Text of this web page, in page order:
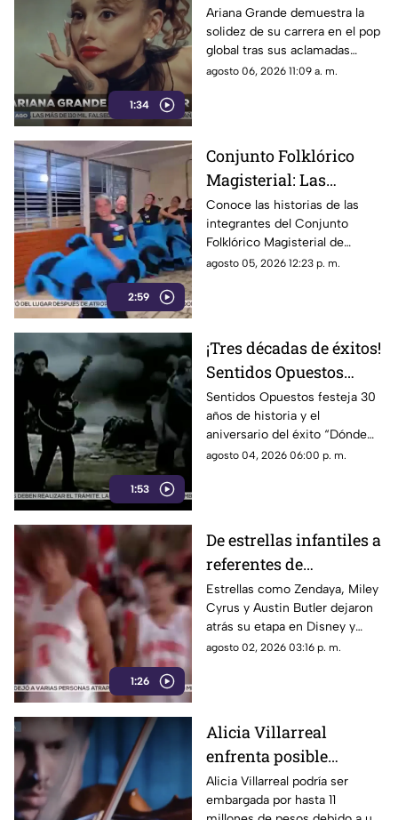
1:34
el pop global pese a las
críticas y su
alejamiento de los
escenarios
Ariana Grande demuestra la
solidez de su carrera en el pop
global tras sus aclamadas
nominaciones por Wicked y
agosto 06, 2026 11:09 a. m.
2:59
Conjunto Folklórico
Magisterial: Las
chiapanecas que
desafían el cansancio
para mantener viva su
pasión por la danza
Conoce las historias de las
integrantes del Conjunto
Folklórico Magisterial de
Chiapas, quienes equilibran la
agosto 05, 2026 12:23 p. m.
1:53
¡Tres décadas de éxitos!
Sentidos Opuestos
alista gran gira para
celebrar su trayectoria
Sentidos Opuestos festeja 30
años de historia y el
aniversario del éxito “Dónde
están”. Alessandra Rosaldo y
agosto 04, 2026 06:00 p. m.
1:26
De estrellas infantiles a
referentes de
Hollywood: La
transformación de
Zendaya, Miley y
Austin Butler
Estrellas como Zendaya, Miley
Cyrus y Austin Butler dejaron
atrás su etapa en Disney y
Nickelodeon para convertirse
agosto 02, 2026 03:16 p. m.
Alicia Villarreal
enfrenta posible
embargo millonario
por demanda de
Alicia Villarreal podría ser
embargada por hasta 11